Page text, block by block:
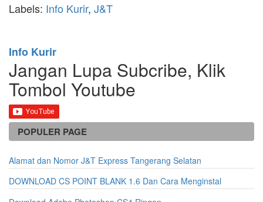
Labels: Info Kurir, J&T
Info Kurir
Jangan Lupa Subcribe, Klik
Tombol Youtube
POPULER PAGE
Alamat dan Nomor J&T Express Tangerang Selatan
DOWNLOAD CS POINT BLANK 1.6 Dan Cara Menginstal